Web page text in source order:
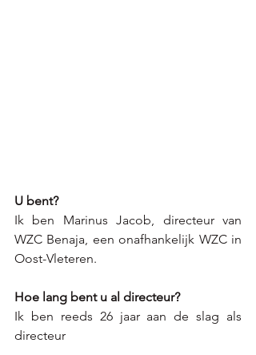
U bent?
Ik ben Marinus Jacob, directeur van
WZC Benaja, een onafhankelijk WZC in
Oost-Vleteren.
Hoe lang bent u al directeur?
Ik ben reeds 26 jaar aan de slag als
directeur